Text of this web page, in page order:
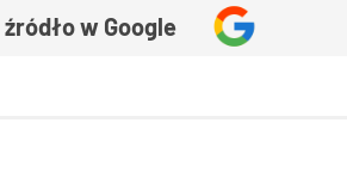
źródło w Google